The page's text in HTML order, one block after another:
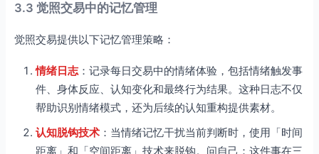
3.3 觉照交易中的记忆管理
觉照交易提供以下记忆管理策略：
情绪日志：记录每日交易中的情绪体验，包括情绪触发事
件、身体反应、认知变化和最终行为结果。这种日志不仅
帮助识别情绪模式，还为后续的认知重构提供素材。
认知脱钩技术 ：当情绪记忆干扰当前判断时，使用「时间
距离」和「空间距离」技术来脱钩。问自己：这件事在三